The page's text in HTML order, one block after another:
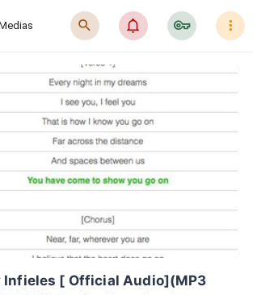
󰍉 󰂜 󰷖 󰇙
Infieles [ Official Audio](MP3